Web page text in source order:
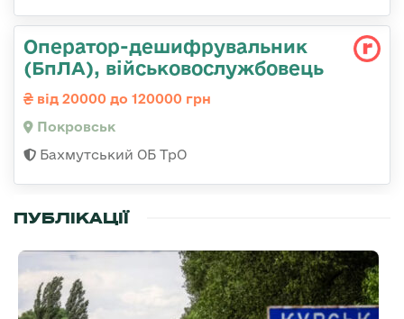
Оператор-дешифрувальник
(БпЛА), військовослужбовець
від 20000 до 120000 грн
Покровськ
Бахмутський ОБ ТрО
ПУБЛІКАЦІЇ